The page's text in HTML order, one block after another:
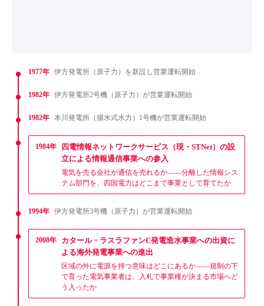
1977年 伊方発電所（原子力）を新設し営業運転開始
1982年 伊方発電所2号機（原子力）が営業運転開始
1982年 本川発電所（揚水式水力）1号機が営業運転開始
1984年
四電情報ネットワークサービス（現・STNet）の設
立による情報通信事業への参入
電気を売る会社が通信を売れるか——分離した情報シス
テム部門を、四国電力はどこまで事業として育てたか
1994年 伊方発電所3号機（原子力）が営業運転開始
2008年
カタール・ラスラファンC発電造水事業への出資に
よる海外発電事業への進出
区域の外に電源を持つ意味はどこにあるか——規制の下
で育った電気事業者は、入札で事業権が決まる市場へど
う入ったか